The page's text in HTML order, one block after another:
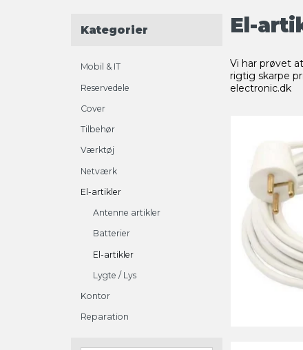
Kategorier
Mobil & IT
Reservedele
Cover
Tilbehør
Værktøj
Netværk
El-artikler
Antenne artikler
Batterier
El-artikler
Lygte / Lys
Kontor
Reparation
El-
Vi har prøvet
rigtig skarpe
electronic.dk